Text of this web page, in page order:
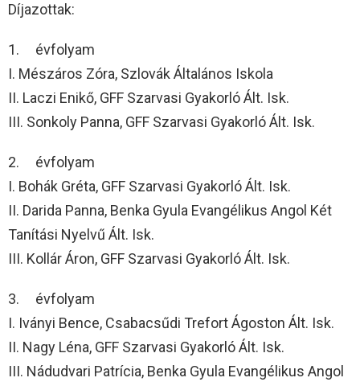
Díjazottak:
1. évfolyam
I. Mészáros Zóra, Szlovák Általános Iskola
II. Laczi Enikő, GFF Szarvasi Gyakorló Ált. Isk.
III. Sonkoly Panna, GFF Szarvasi Gyakorló Ált. Isk.
2. évfolyam
I. Bohák Gréta, GFF Szarvasi Gyakorló Ált. Isk.
II. Darida Panna, Benka Gyula Evangélikus Angol Két
Tanítási Nyelvű Ált. Isk.
III. Kollár Áron, GFF Szarvasi Gyakorló Ált. Isk.
3. évfolyam
I. Iványi Bence, Csabacsűdi Trefort Ágoston Ált. Isk.
II. Nagy Léna, GFF Szarvasi Gyakorló Ált. Isk.
III. Nádudvari Patrícia, Benka Gyula Evangélikus Angol